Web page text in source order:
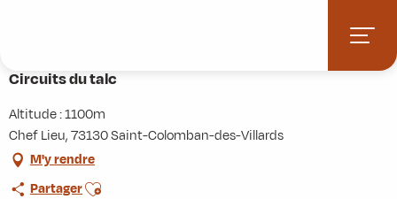
principal
Circuits du talc
Altitude : 1100m
Chef Lieu, 73130 Saint-Colomban-des-Villards
M'y rendre
PartagerAjouter aux favoris